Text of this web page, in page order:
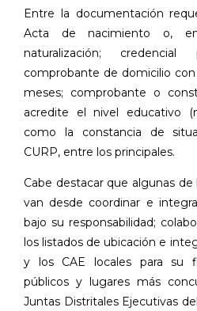
Entre la documentación
Acta de nacimiento o,
naturalización;
comprobante de domicilio
meses; comprobante o
acredite el nivel educativo
como la constancia de
CURP, entre los principales.
Cabe destacar que algunas
van desde coordinar e
bajo su responsabilidad;
los listados de ubicación e
y los CAE locales para su
públicos y lugares más
Juntas Distritales Ejecutivas